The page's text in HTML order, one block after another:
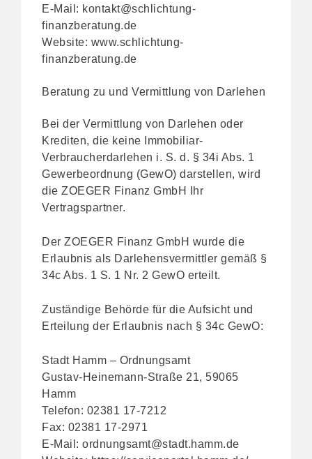
E-Mail: kontakt@schlichtung-
finanzberatung.de
Website: www.schlichtung-
finanzberatung.de
Beratung zu und Vermittlung von Darlehen
Bei der Vermittlung von Darlehen oder
Krediten, die keine Immobiliar-
Verbraucherdarlehen i. S. d. § 34i Abs. 1
Gewerbeordnung (GewO) darstellen, wird
die ZOEGER Finanz GmbH Ihr
Vertragspartner.
Der ZOEGER Finanz GmbH wurde die
Erlaubnis als Darlehensvermittler gemäß §
34c Abs. 1 S. 1 Nr. 2 GewO erteilt.
Zuständige Behörde für die Aufsicht und
Erteilung der Erlaubnis nach § 34c GewO:
Stadt Hamm – Ordnungsamt
Gustav-Heinemann-Straße 21, 59065
Hamm
Telefon: 02381 17-7212
Fax: 02381 17-2971
E-Mail: ordnungsamt@stadt.hamm.de